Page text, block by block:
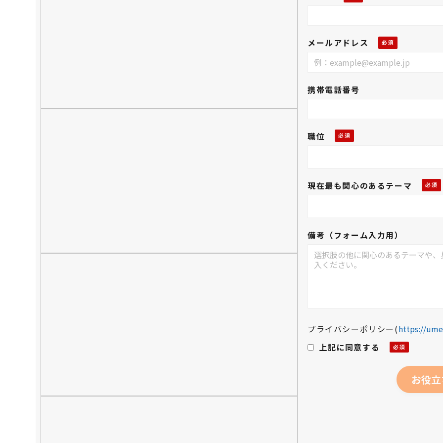
メールアドレス
携帯電話番号
職位
現在最も関心のあるテーマ
備考（フォーム入力用）
プライバシーポリシー (https://
上記に同意する